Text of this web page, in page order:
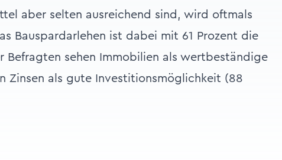
aber selten ausreichend sind, wird oftmals
Bauspardarlehen ist dabei mit 61 Prozent die
Befragten sehen Immobilien als wertbeständige
Zinsen als gute Investitionsmöglichkeit (88